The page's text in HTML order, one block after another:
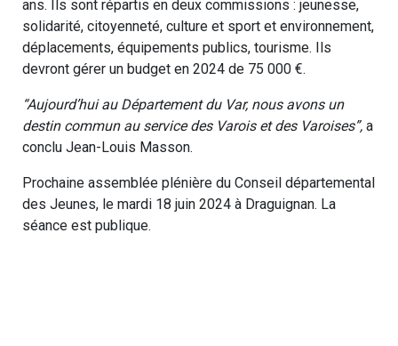
ans. Ils sont répartis en deux commissions : jeunesse,
solidarité, citoyenneté, culture et sport et environnement,
déplacements, équipements publics, tourisme. Ils
devront gérer un budget en 2024 de 75 000 €.
“Aujourd’hui au Département du Var, nous avons un
destin commun au service des Varois et des Varoises”, a
conclu Jean-Louis Masson.
Prochaine assemblée plénière du Conseil départemental
des Jeunes, le mardi 18 juin 2024 à Draguignan. La
séance est publique.